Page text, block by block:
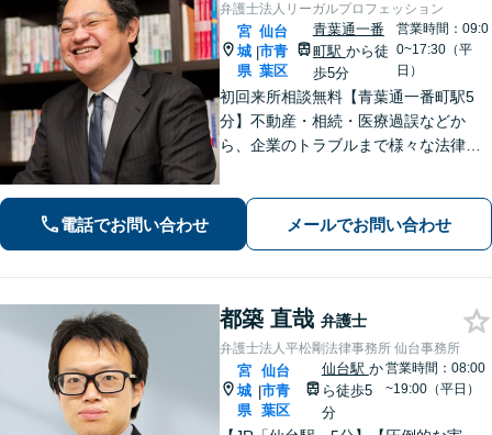
弁護士法人リーガルプロフェッション
宮
城
県
|
仙台
市青
葉区
青葉通一番
町駅 から徒
歩5分
営業時間：09:0
0~17:30（平
日）
初回来所相談無料【青葉通一番町駅5
分】不動産・相続・医療過誤などか
ら、企業のトラブルまで様々な法律問
くことを最も重視しています。お困り
の方はご相談ください。9名の弁護士が
電話でお問い合わせ メールでお問い合わせ
都築 直哉 弁護士
弁護士法人平松剛法律事務所 仙台事務所
宮
城
県
|
仙台
市青
葉区
仙台駅 か
ら徒歩5
分
営業時間：08:00
~19:00（平日）